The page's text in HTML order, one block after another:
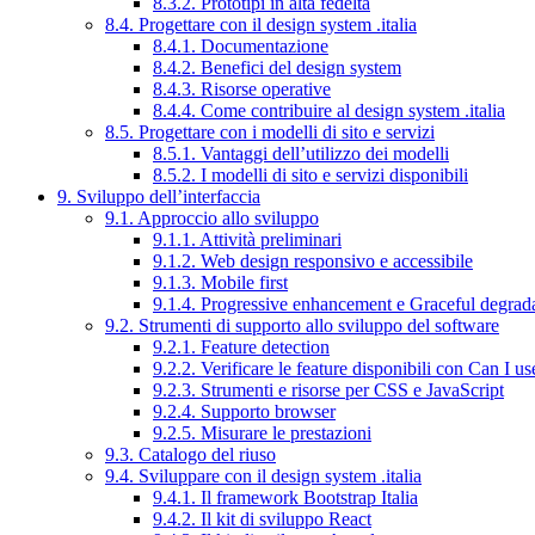
8.4. Progettare con il design system .italia
8.4.1. Documentazione
8.4.2. Benefici del design system
8.4.3. Risorse operative
8.4.4. Come contribuire al design system .italia
8.5. Progettare con i modelli di sito e servizi
8.5.1. Vantaggi dell’utilizzo dei modelli
8.5.2. I modelli di sito e servizi disponibili
9. Sviluppo dell’interfaccia
9.1. Approccio allo sviluppo
9.1.1. Attività preliminari
9.1.2. Web design responsivo e accessibile
9.1.3. Mobile first
9.1.4. Progressive enhancement e Graceful
9.2. Strumenti di supporto allo sviluppo del software
9.2.1. Feature detection
9.2.2. Verificare le feature disponibili con Can I
9.2.3. Strumenti e risorse per CSS e JavaScript
9.2.4. Supporto browser
9.2.5. Misurare le prestazioni
9.3. Catalogo del riuso
9.4. Sviluppare con il design system .italia
9.4.1. Il framework Bootstrap Italia
9.4.2. Il kit di sviluppo React